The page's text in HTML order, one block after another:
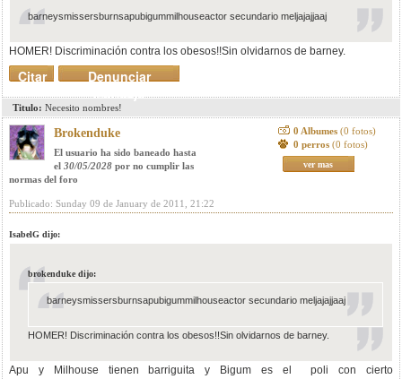
barneysmissersburnsapubigummilhouseactor secundario meljajajjaaj
HOMER! Discriminación contra los obesos!!Sin olvidarnos de barney.
Denunciar
mensaje
Citar
Titulo: Necesito nombres!
Brokenduke
El usuario ha sido baneado hasta
el 30/05/2028 por no cumplir las
normas del foro
0 Albumes (0 fotos)
0 perros (0 fotos)
ver mas
Publicado: Sunday 09 de January de 2011, 21:22
IsabelG dijo:
brokenduke dijo:
barneysmissersburnsapubigummilhouseactor secundario meljajajjaaj
HOMER! Discriminación contra los obesos!!Sin olvidarnos de barney.
Apu y Milhouse tienen barriguita y Bigum es el poli con cierto